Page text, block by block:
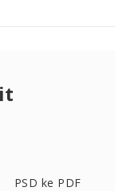
PSD ke PDF